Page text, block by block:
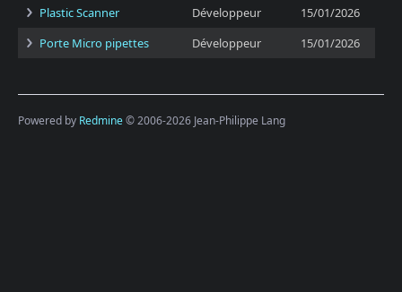
Plastic Scanner
Développeur
15/01/2026
Porte Micro pipettes
Développeur 15/01/2026
Powered by Redmine© 2006-2026 Jean-Philippe Lang